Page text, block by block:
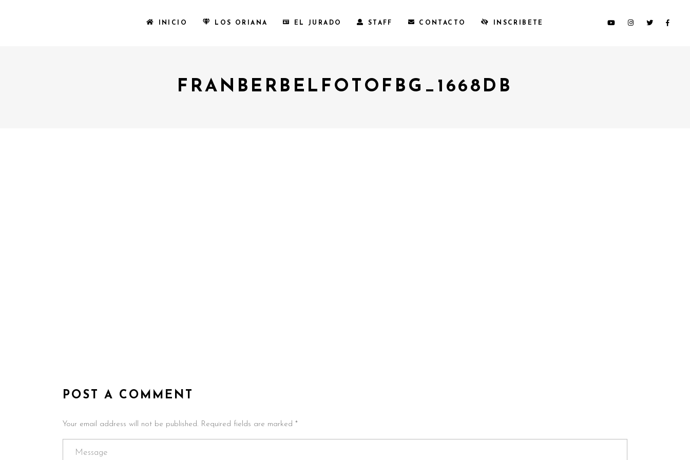
INICIO LOS ORIANA EL JURADO STAFF CONTACTO INSCRIBETE
FRANBERBELFOTOFBG_1668DB
POST A COMMENT
Your email address will not be published. Required fields are marked *